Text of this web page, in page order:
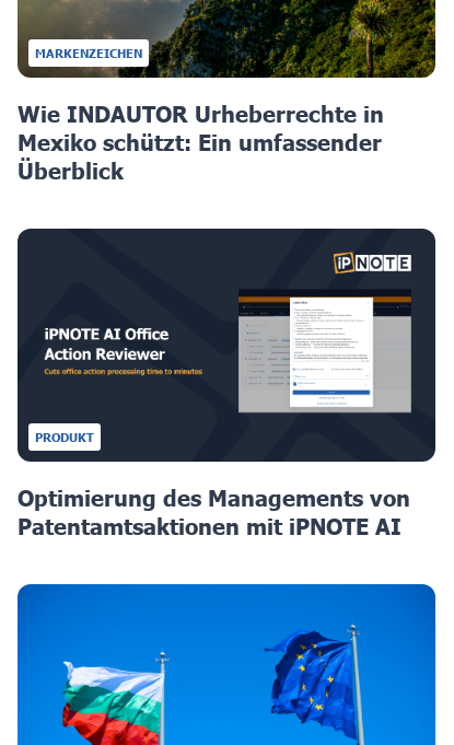
MARKENZEICHEN
Wie INDAUTOR Urheberrechte in
Mexiko schützt: Ein umfassender
Überblick
PRODUKT
Optimierung des Managements von
Patentamtsaktionen mit iPNOTE AI